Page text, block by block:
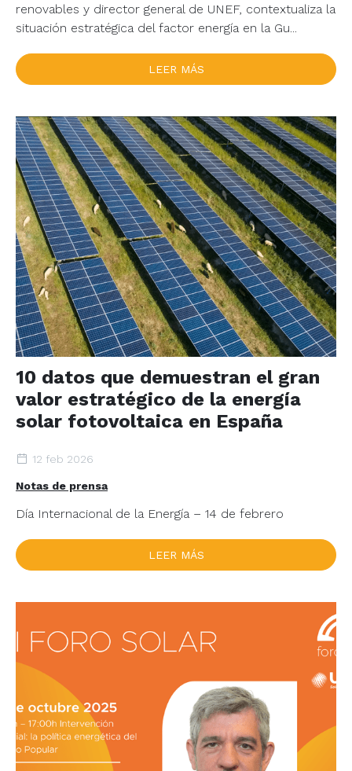
renovables y director general de UNEF, contextualiza la
situación estratégica del factor energía en la Gu...
LEER MÁS
10 datos que demuestran el gran
valor estratégico de la energía
solar fotovoltaica en España
12 feb 2026
Notas de prensa
Día Internacional de la Energía – 14 de febrero
LEER MÁS